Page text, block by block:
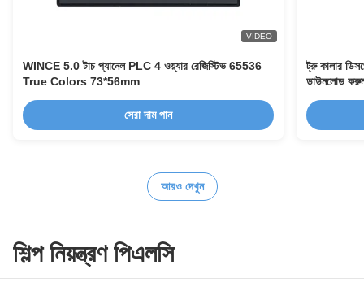
VIDEO
WINCE 5.0 টাচ প্যানেল PLC 4 ওয়্যার রেজিস্টিভ 65536
True Colors 73*56mm
সেরা দাম পান
ট্রু কালার
ডাউনলোড
আরও দেখুন
শিল্প নিয়ন্ত্রণ পিএলসি